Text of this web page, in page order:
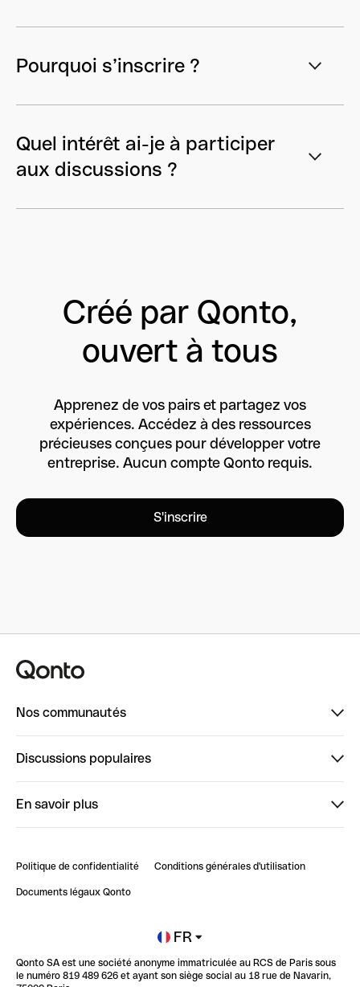
Pourquoi s’inscrire ?
Quel intérêt ai-je à participer
aux discussions ?
Créé par Qonto,
ouvert à tous
Apprenez de vos pairs et partagez vos
expériences. Accédez à des ressources
précieuses conçues pour développer votre
entreprise. Aucun compte Qonto requis.
S'inscrire
Nos communautés
ClubQonto
Discussions populaires
Impact de l'IA sur les carrières/productivité
En savoir plus
Blog
Newsroom
Glossaire finance
Politique de confidentialité Conditions générales d'utilisation
Documents légaux Qonto
FR
Qonto SA est une société anonyme immatriculée au RCS de Paris sous
le numéro 819 489 626 et ayant son siège social au 18 rue de Navarin,